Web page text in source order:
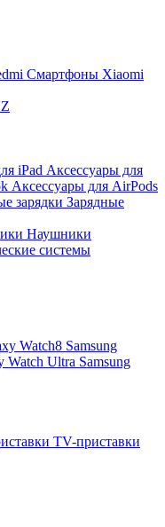
Смартфоны Xiaomi
iPad Аксессуары для
Аксессуары для AirPods
зарядки Зарядные
Наушники
системы
Watch8 Samsung
Watch Ultra Samsung
TV-приставки